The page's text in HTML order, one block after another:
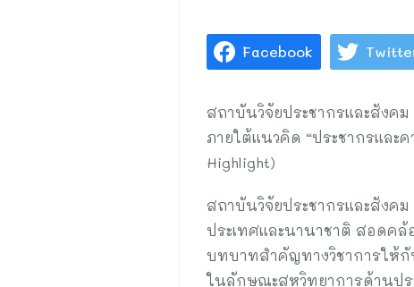
Facebook
สถาบันวิจัยประชากรและสังค
ภายใต้แนวคิด “ประชากรและ
Highlight)
สถาบันวิจัยประชากรและสังค
ประเทศและนานาชาติ สอดค
บทบาทสำคัญทางวิชาการให้
ในลักษณะสหวิทยาการด้านปร